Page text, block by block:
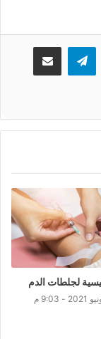
تيلقرام مشاركة عبر البريد
لجلطات الدم